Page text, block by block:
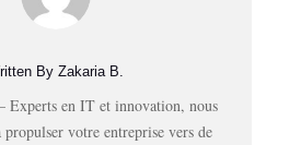
By Zakaria B.
Experts en IT et innovation, nous
propulser votre entreprise vers de